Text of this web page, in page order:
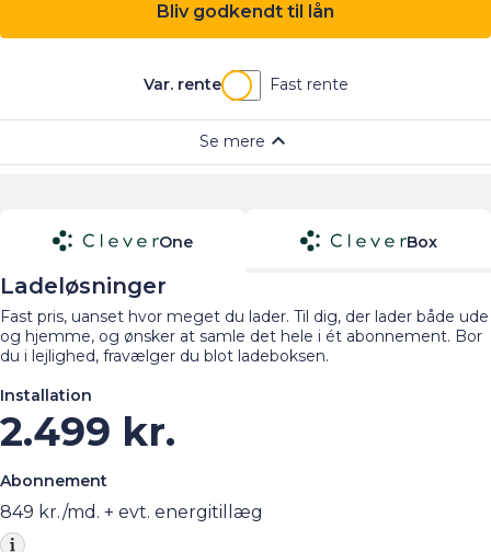
One Box
Ladeløsninger
Fast pris, uanset hvor meget du lader. Til dig, der lader både ude
og hjemme, og ønsker at samle det hele i ét abonnement. Bor
du i lejlighed, fravælger du blot ladeboksen.
Installation
2.499 kr.
Abonnement
849 kr./md. + evt. energitillæg